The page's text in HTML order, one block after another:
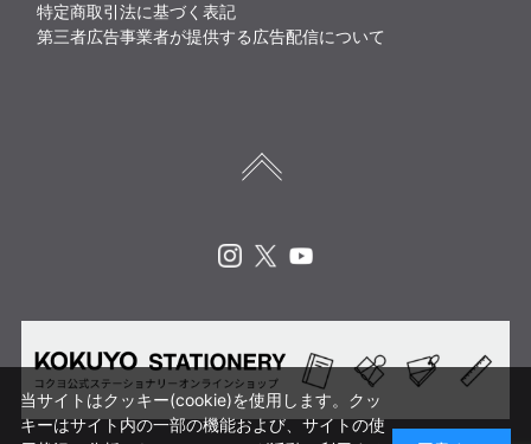
特定商取引法に基づく表記
第三者広告事業者が提供する広告配信について
当サイトはクッキー(cookie)を使用します。クッ
キーはサイト内の一部の機能および、サイトの使